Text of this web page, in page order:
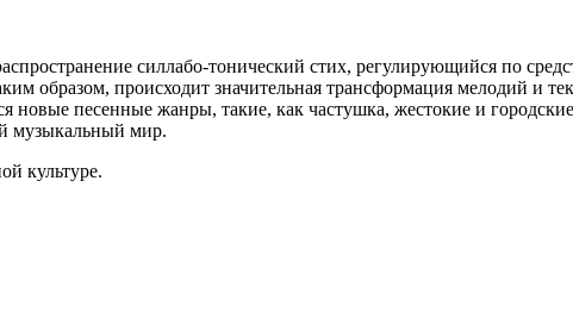
силлабо-тонический стих, регулирующийся по
образом, происходит значительная трансформация мелодий и
новые песенные жанры, такие, как частушка, жестокие и
музыкальный мир.
культуре.